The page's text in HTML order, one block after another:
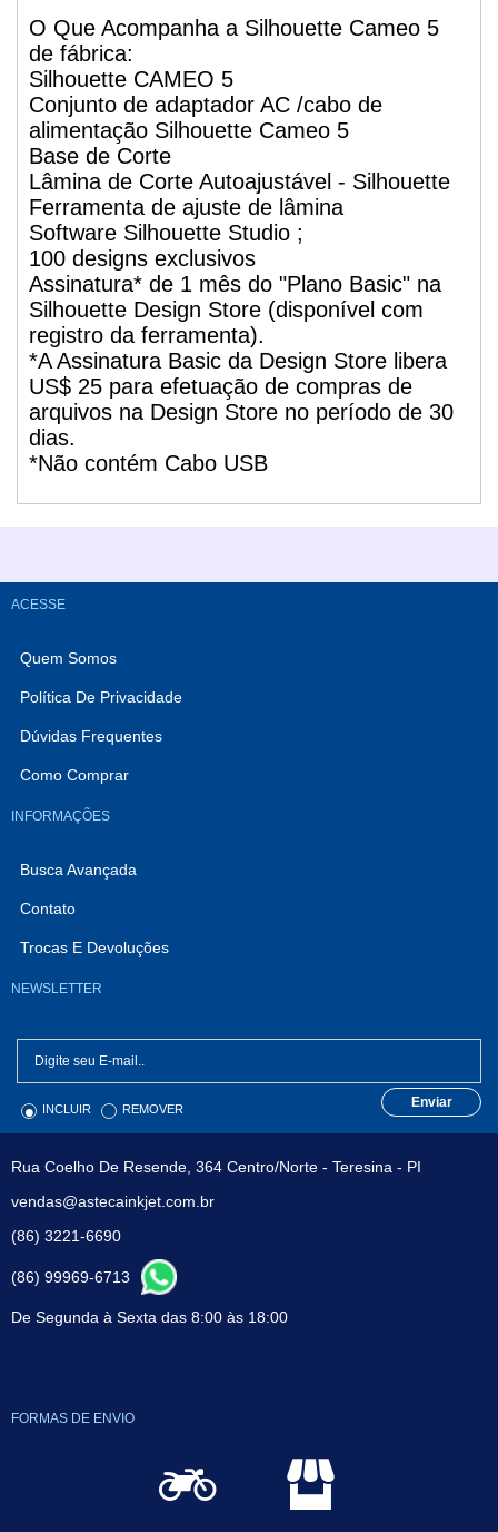
O Que Acompanha a Silhouette Cameo 5
de fábrica:
Silhouette CAMEO 5
Conjunto de adaptador AC /cabo de
alimentação Silhouette Cameo 5
Base de Corte
Lâmina de Corte Autoajustável - Silhouette
Ferramenta de ajuste de lâmina
Software Silhouette Studio ;
100 designs exclusivos
Assinatura* de 1 mês do "Plano Basic" na
Silhouette Design Store (disponível com
registro da ferramenta).
*A Assinatura Basic da Design Store libera
US$ 25 para efetuação de compras de
arquivos na Design Store no período de 30
dias.
*Não contém Cabo USB
ACESSE
Quem Somos
Política De Privacidade
Dúvidas Frequentes
Como Comprar
INFORMAÇÕES
Busca Avançada
Contato
Trocas E Devoluções
NEWSLETTER
INCLUIR REMOVER Enviar
Rua Coelho De Resende, 364 Centro/Norte - Teresina - PI
vendas@astecainkjet.com.br
(86) 3221-6690
(86) 99969-6713
De Segunda à Sexta das 8:00 às 18:00
FORMAS DE ENVIO